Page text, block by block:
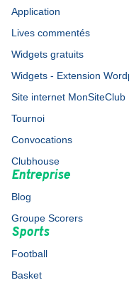
Application
Lives commentés
Widgets gratuits
Widgets - Extension
Site internet MonSiteClub
Tournoi
Convocations
Clubhouse
Entreprise
Blog
Groupe Scorers
Sports
Football
Basket